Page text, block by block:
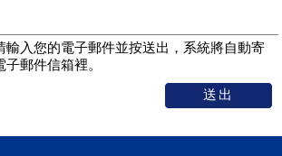
輸入您的電子郵件並按送出，系統將自動寄
郵件信箱裡。